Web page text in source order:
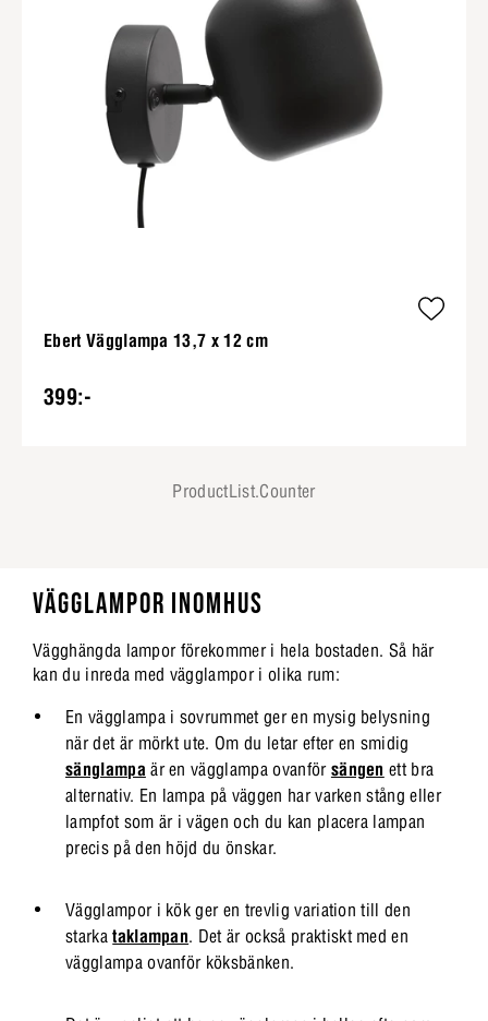
Ebert Vägglampa 13,7 x 12 cm
399:-
ProductList.Counter
VÄGGLAMPOR INOMHUS
Vägghängda lampor förekommer i hela bostaden. Så här
kan du inreda med vägglampor i olika rum:
En vägglampa i sovrummet ger en mysig belysning
när det är mörkt ute. Om du letar efter en smidig
sänglampa är en vägglampa ovanför sängen ett bra
alternativ. En lampa på väggen har varken stång eller
lampfot som är i vägen och du kan placera lampan
precis på den höjd du önskar.
Vägglampor i kök ger en trevlig variation till den
starkataklampan. Det är också praktiskt med en
vägglampa ovanför köksbänken.